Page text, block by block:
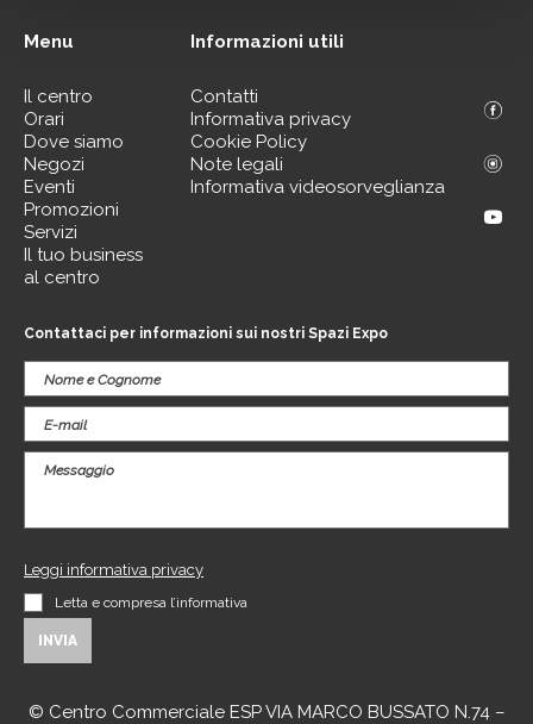
Menu
Il centro
Orari
Dove siamo
Negozi
Eventi
Promozioni
Servizi
Il tuo business
al centro
Informazioni utili
Contatti
Informativa privacy
Cookie Policy
Note legali
Informativa videosorveglianza
Contattaci per informazioni sui nostri Spazi Expo
Leggi informativa privacy
Letta e compresa l’informativa
© Centro Commerciale ESP VIA MARCO BUSSATO N.74 –